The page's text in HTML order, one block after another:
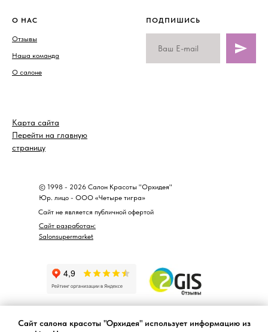
О НАС
Отзывы
Наша команда
О салоне
ПОДПИШИСЬ
Карта сайта
Перейти на главную
страницу
© 1998 - 2026 Салон Красоты "Орхидея"
Юр. лицо - ООО «Четыре тигра»
Сайт разработан:
Salonsupermarket
Сайт не является публичной офертой
Сайт салона красоты "Орхидея" использует информацию из